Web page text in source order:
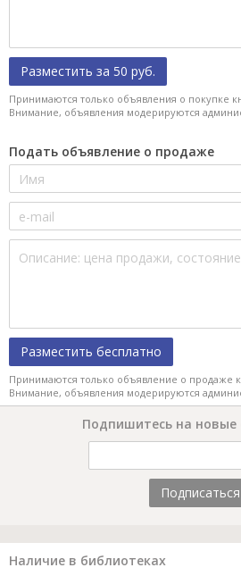
Разместить за 50 руб.
Принимаются только объявления о покупке
Внимание, объявления модерируются
Подать объявление о продаже
Разместить бесплатно
Принимаются только объявление о продаже
Внимание, объявления модерируются
Подпишитесь на новые
Подписаться
Наличие в библиотеках